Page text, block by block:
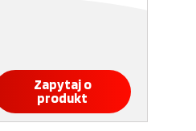
Zapytaj o
produkt